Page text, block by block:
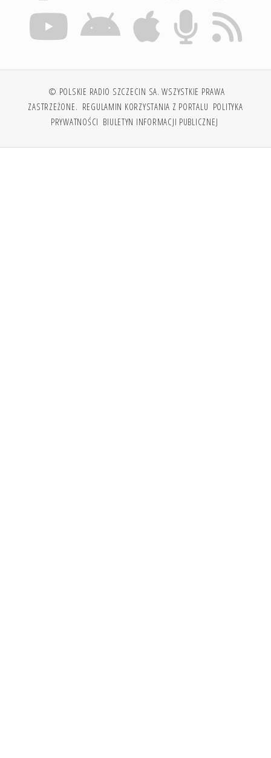
© POLSKIE RADIO SZCZECIN SA. WSZYSTKIE PRAWA
ZASTRZEŻONE. REGULAMIN KORZYSTANIA Z PORTALU POLITYKA
PRYWATNOŚCI BIULETYN INFORMACJI PUBLICZNEJ